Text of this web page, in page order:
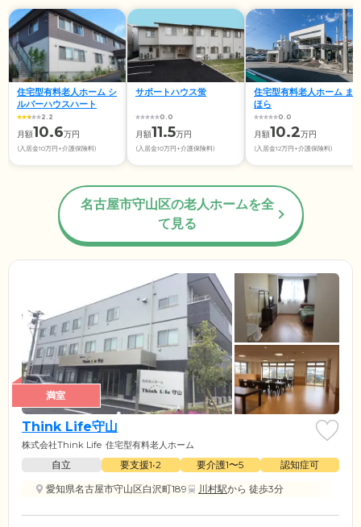
住宅型有料老人ホーム シ
ルバーハウスハート
2.2
月額10.6万円
(入居金10万円+介護保険料)
サポートハウス蛍
0.0
月額11.5万円
(入居金10万円+介護保険料)
住宅型有料老人ホーム ま
ほら
0.0
月額10.2万円
(入居金12万円+介護保険料)
名古屋市守山区の老人ホームを全
て見る
満室
Think Life守山
株式会社Think Life 住宅型有料老人ホーム
自立 要支援1•2 要介護1〜5
認知症可
愛知県名古屋市守山区白沢町189
川村駅から 徒歩3分